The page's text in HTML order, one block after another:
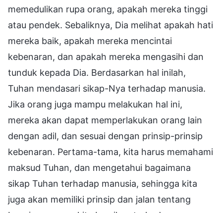
memedulikan rupa orang, apakah mereka tinggi
atau pendek. Sebaliknya, Dia melihat apakah hati
mereka baik, apakah mereka mencintai
kebenaran, dan apakah mereka mengasihi dan
tunduk kepada Dia. Berdasarkan hal inilah,
Tuhan mendasari sikap-Nya terhadap manusia.
Jika orang juga mampu melakukan hal ini,
mereka akan dapat memperlakukan orang lain
dengan adil, dan sesuai dengan prinsip-prinsip
kebenaran. Pertama-tama, kita harus memahami
maksud Tuhan, dan mengetahui bagaimana
sikap Tuhan terhadap manusia, sehingga kita
juga akan memiliki prinsip dan jalan tentang